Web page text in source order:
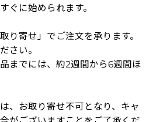
ぐに始められます。
り寄せ」でご注文を承ります。
さい。
までには、約2週間から6週間ほ
、お取り寄せ不可となり、キャ